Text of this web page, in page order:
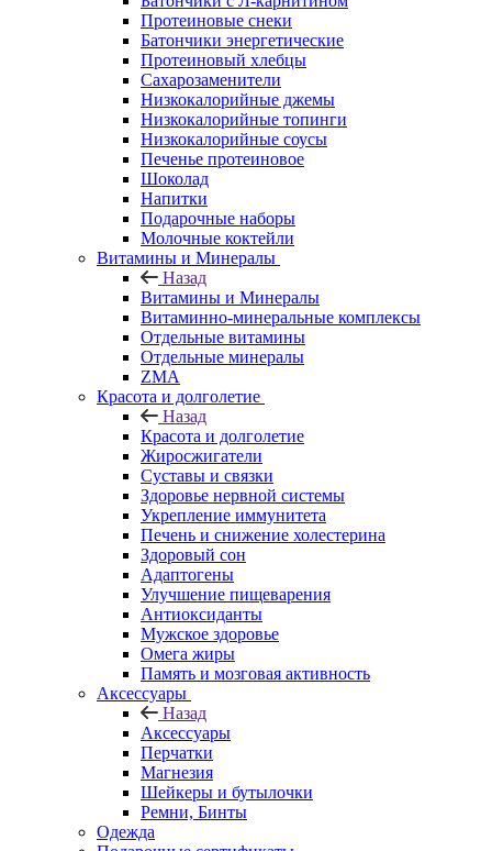
Протеиновые снеки
Батончики энергетические
Протеиновый хлебцы
Сахарозаменители
Низкокалорийные джемы
Низкокалорийные топинги
Низкокалорийные соусы
Печенье протеиновое
Шоколад
Напитки
Подарочные наборы
Молочные коктейли
Витамины и Минералы
Назад
Витамины и Минералы
Витаминно-минеральные комплексы
Отдельные витамины
Отдельные минералы
ZMA
Красота и долголетие
Назад
Красота и долголетие
Жиросжигатели
Суставы и связки
Здоровье нервной системы
Укрепление иммунитета
Печень и снижение холестерина
Здоровый сон
Адаптогены
Улучшение пищеварения
Антиоксиданты
Мужское здоровье
Омега жиры
Память и мозговая активность
Аксессуары
Назад
Аксессуары
Перчатки
Магнезия
Шейкеры и бутылочки
Ремни, Бинты
Одежда